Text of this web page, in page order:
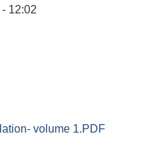
12:02
volume 1.PDF